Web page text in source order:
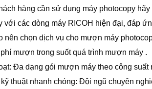
hàng cần sử dụng máy photocopy
với các dòng máy RICOH hiện đại, đáp
nên chọn dịch vụ cho mượn máy
mượn trong suốt quá trình mượn máy .
Đa dạng gói mượn máy theo công
thuật nhanh chóng: Đội ngũ chuyên